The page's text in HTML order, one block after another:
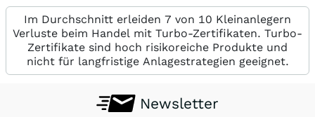
Im Durchschnitt erleiden 7 von 10 Kleinanlegern
Verluste beim Handel mit Turbo-Zertifikaten. Turbo-
Zertifikate sind hoch risikoreiche Produkte und
nicht für langfristige Anlagestrategien geeignet.
Newsletter